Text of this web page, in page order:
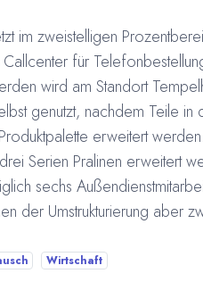
im zweistelligen
für
wird am Standort
genutzt, nachdem Teile in
erweitert
Serien Pralinen erweitert
sechs
der Umstrukturierung aber
Wirtschaft